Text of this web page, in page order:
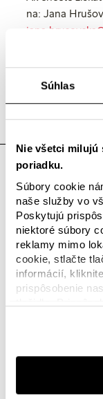
Súhlas
Nie všetci milujú
poriadku.
Súbory cookie
naše služby vo
Poskytujú
niektoré súbory
reklamy mimo
cookie, stlačte
informácií,
prispôsobenie
na: Jana